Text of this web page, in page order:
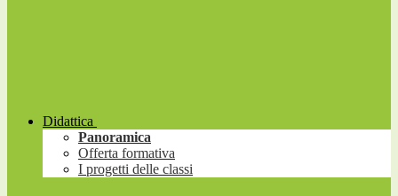
Didattica
Panoramica
Offerta formativa
I progetti delle classi